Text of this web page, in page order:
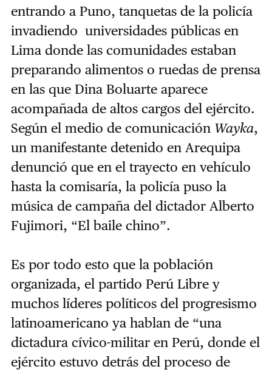
entrando a Puno, tanquetas de la policía
invadiendo universidades públicas en
Lima donde las comunidades estaban
preparando alimentos o ruedas de prensa
en las que Dina Boluarte aparece
acompañada de altos cargos del ejército.
Según el medio de comunicación Wayka,
un manifestante detenido en Arequipa
denunció que en el trayecto en vehículo
hasta la comisaría, la policía puso la
música de campaña del dictador Alberto
Fujimori, “El baile chino”.
Es por todo esto que la población
organizada, el partido Perú Libre y
muchos líderes políticos del progresismo
latinoamericano ya hablan de “una
dictadura cívico-militar en Perú, donde el
ejército estuvo detrás del proceso de